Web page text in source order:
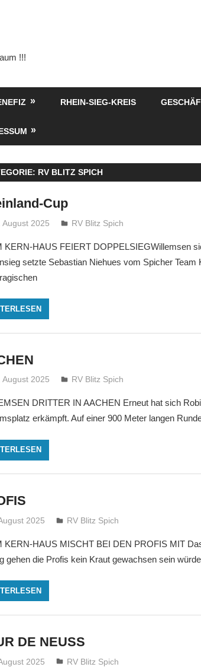
!!!
RHEIN-SIEG-KREIS
RV BLITZ SPICH
Cup
August 2025 treffpunkt
RV Blitz Spich
KERN-HAUS FEIERT DOPPELSIEGWillemsen
setzte Sebastian Niehues vom Spicher
August 2025 treffpunkt
RV Blitz Spich
DRITTER IN AACHEN Erneut hat sich
erkämpft. Auf einer 900 Meter langen
2025 treffpunkt
RV Blitz Spich
KERN-HAUS MISCHT BEI DEN PROFIS MIT
gehen die Profis kein Kraut gewachsen sein
DE NEUSS
2025 treffpunkt
RV Blitz Spich